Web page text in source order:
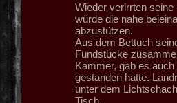
Wieder verirrten
würde die nahe
abzustützen.
Aus dem Bettuch
Fundstücke
Kammer, gab es
gestanden hatte.
unter dem
Tisch.